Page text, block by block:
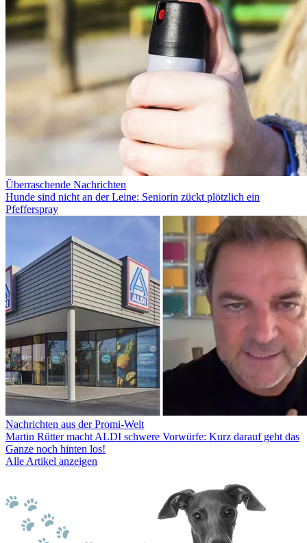
Überraschende Nachrichten
Hunde sind nicht an der Leine: Seniorin zückt plötzlich ein
Pfefferspray
Nachrichten aus der Promi-Welt
Martin Rütter macht ALDI schwere Vorwürfe: Kurz darauf geht das
Ganze noch hinten los!
Alle Artikel anzeigen